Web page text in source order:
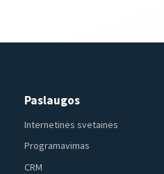
Paslaugos
Internetinės svetainės
Programavimas
CRM